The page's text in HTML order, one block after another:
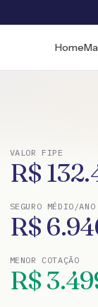
Home
VALOR FIPE
R$
SEGURO MÉDIO/ANO
R$
MENOR COTAÇÃO
R$